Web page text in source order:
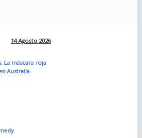
14 Agosto 2026
La máscara roja
Australia